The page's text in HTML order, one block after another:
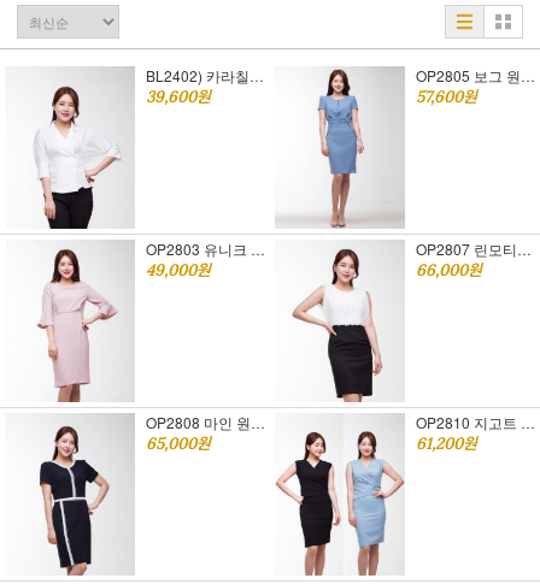
BL2402) 카라칠부소매블라우스(55size~77size)
39,600원
OP2805 보그 원피스 [오피스룩 추천]S,M,L
57,600원
OP2803 유니크 원피스 [오피스룩 추천]S,M,L
49,000원
OP2807 린모티브 원피스 [오피스룩 추천]S,M,L
66,000원
OP2808 마인 원피스 [오피스룩 추천]S,M,L
65,000원
OP2810 지고트 랩원피스 [오피스룩 추천]S,M,L
61,200원